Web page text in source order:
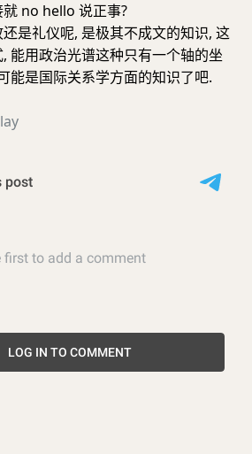
no hello 说正事?
是礼仪呢, 是极其不成文的知识, 这
能用政治光谱这种只有一个轴的坐
能是国际关系学方面的知识了吧.